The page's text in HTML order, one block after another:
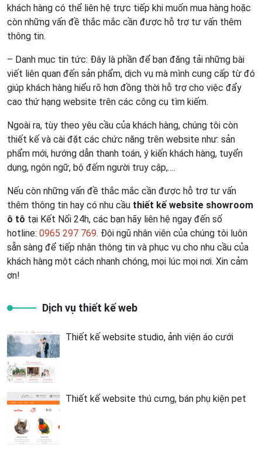
khách hàng có thể liên hệ trực tiếp khi muốn mua hàng hoặc
còn những vấn đề thắc mắc cần được hỗ trợ tư vấn thêm
thông tin.
– Danh mục tin tức: Đây là phần để bạn đăng tải những bài
viết liên quan đến sản phẩm, dịch vụ mà mình cung cấp từ đó
giúp khách hàng hiểu rõ hơn đồng thời hỗ trợ cho việc đẩy
cao thứ hạng website trên các công cụ tìm kiếm.
Ngoài ra, tùy theo yêu cầu của khách hàng, chúng tôi còn
thiết kế và cài đặt các chức năng trên website như: sản
phẩm mới, hướng dẫn thanh toán, ý kiến khách hàng, tuyển
dụng, ngôn ngữ, bộ đếm người truy cập,….
Nếu còn những vấn đề thắc mắc cần được hỗ trợ tư vấn
thêm thông tin hay có nhu cầu thiết kế website showroom
ô tô tại Kết Nối 24h, các bạn hãy liên hệ ngay đến số
hotline: 0965 297 769. Đội ngũ nhân viên của chúng tôi luôn
sẵn sàng để tiếp nhận thông tin và phục vụ cho nhu cầu của
khách hàng một cách nhanh chóng, mọi lúc mọi nơi. Xin cảm
ơn!
Dịch vụ thiết kế web
Thiết kế website studio, ảnh viện áo cưới
Thiết kế website thú cưng, bán phụ kiện pet